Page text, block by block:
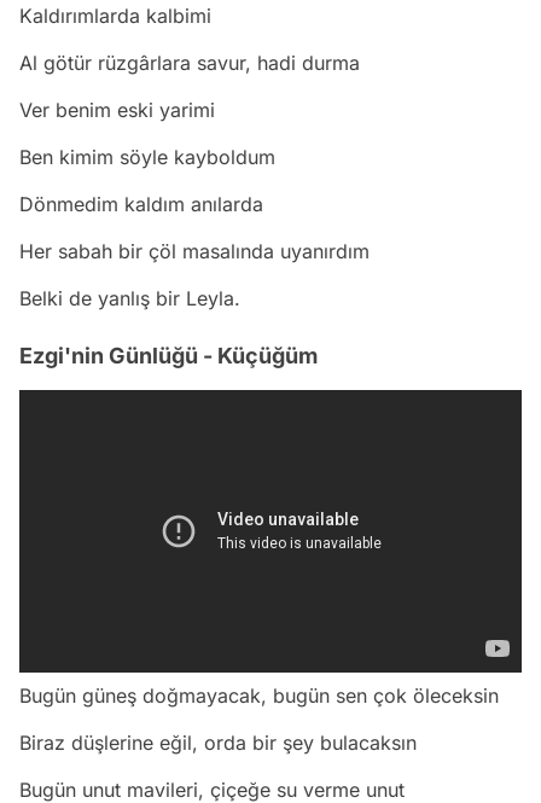
Kaldırımlarda kalbimi
Al götür rüzgârlara savur, hadi durma
Ver benim eski yarimi
Ben kimim söyle kayboldum
Dönmedim kaldım anılarda
Her sabah bir çöl masalında uyanırdım
Belki de yanlış bir Leyla.
Ezgi'nin Günlüğü - Küçüğüm
Bugün güneş doğmayacak, bugün sen çok öleceksin
Biraz düşlerine eğil, orda bir şey bulacaksın
Bugün unut mavileri, çiçeğe su verme unut